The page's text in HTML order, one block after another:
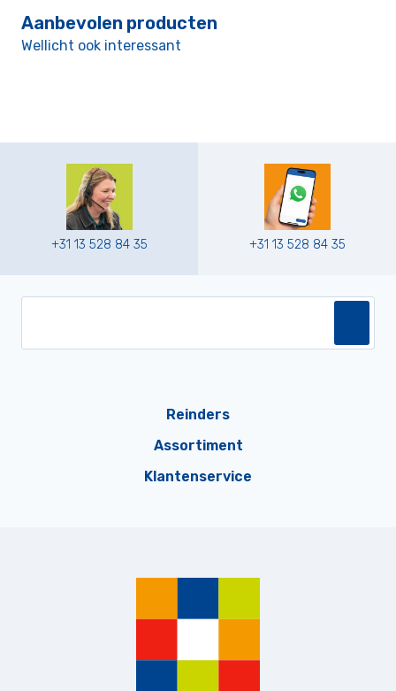
Aanbevolen producten
Wellicht ook interessant
+31 13 528 84 35 +31 13 528 84 35
Reinders
Assortiment
Klantenservice